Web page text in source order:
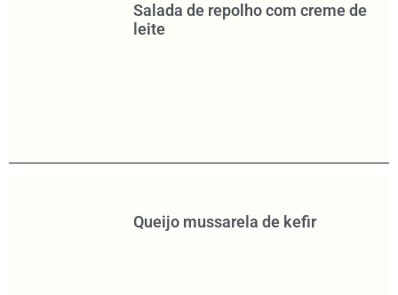
Salada de repolho com creme de
leite
Queijo mussarela de kefir